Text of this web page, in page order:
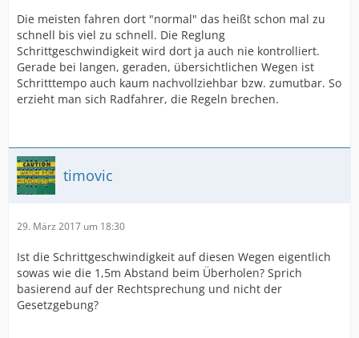
Die meisten fahren dort "normal" das heißt schon mal zu
schnell bis viel zu schnell. Die Reglung
Schrittgeschwindigkeit wird dort ja auch nie kontrolliert.
Gerade bei langen, geraden, übersichtlichen Wegen ist
Schritttempo auch kaum nachvollziehbar bzw. zumutbar. So
erzieht man sich Radfahrer, die Regeln brechen.
timovic
29. März 2017 um 18:30
Ist die Schrittgeschwindigkeit auf diesen Wegen eigentlich
sowas wie die 1,5m Abstand beim Überholen? Sprich
basierend auf der Rechtsprechung und nicht der
Gesetzgebung?